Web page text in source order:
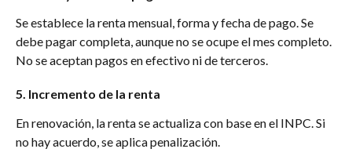
Se establece la renta mensual, forma y fecha de pago. Se
debe pagar completa, aunque no se ocupe el mes completo.
No se aceptan pagos en efectivo ni de terceros.
5. Incremento de la renta
En renovación, la renta se actualiza con base en el INPC. Si
no hay acuerdo, se aplica penalización.